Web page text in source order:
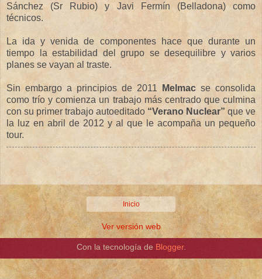
Sánchez (Sr Rubio) y Javi Fermín (Belladona) como
técnicos.
La ida y venida de componentes hace que durante un
tiempo la estabilidad del grupo se desequilibre y varios
planes se vayan al traste.
Sin embargo a principios de 2011 Melmac se consolida
como trío y comienza un trabajo más centrado que culmina
con su primer trabajo autoeditado “Verano Nuclear” que ve
la luz en abril de 2012 y al que le acompaña un pequeño
tour.
Inicio
Ver versión web
Con la tecnología de Blogger.